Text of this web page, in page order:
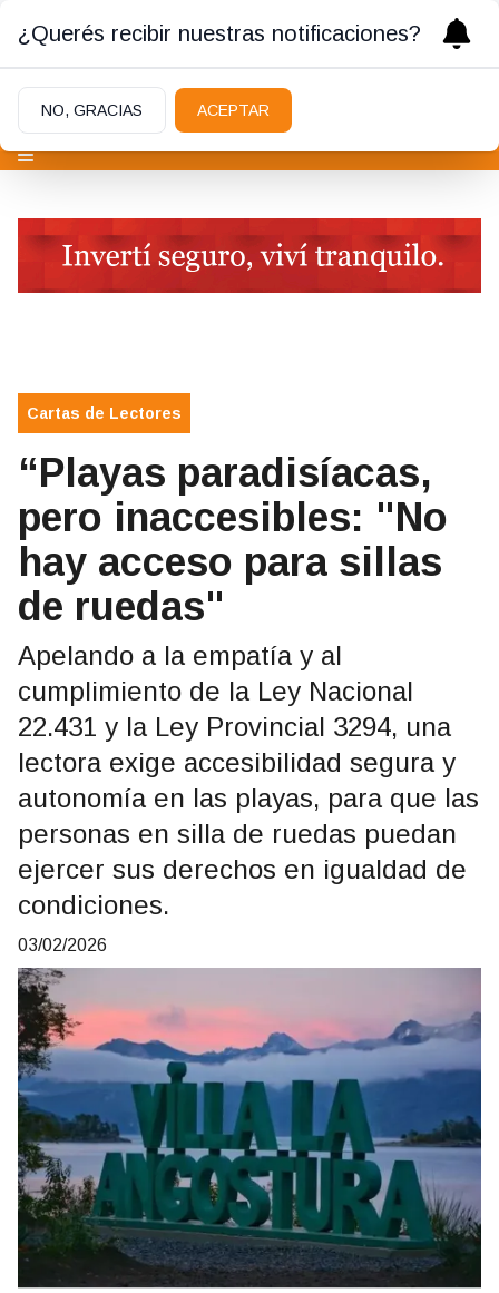
Cartas de Lectores
“Playas paradisíacas,
pero inaccesibles: "No
hay acceso para sillas
de ruedas"
Apelando a la empatía y al
cumplimiento de la Ley Nacional
22.431 y la Ley Provincial 3294, una
lectora exige accesibilidad segura y
autonomía en las playas, para que las
personas en silla de ruedas puedan
ejercer sus derechos en igualdad de
condiciones.
03/02/2026
¿Querés recibir nuestras notificaciones?
NO, GRACIAS ACEPTAR